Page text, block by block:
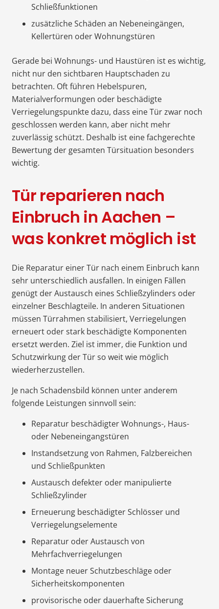
Schließfunktionen
zusätzliche Schäden an Nebeneingängen,
Kellertüren oder Wohnungstüren
Gerade bei Wohnungs- und Haustüren ist es wichtig,
nicht nur den sichtbaren Hauptschaden zu
betrachten. Oft führen Hebelspuren,
Materialverformungen oder beschädigte
Verriegelungspunkte dazu, dass eine Tür zwar noch
geschlossen werden kann, aber nicht mehr
zuverlässig schützt. Deshalb ist eine fachgerechte
Bewertung der gesamten Türsituation besonders
wichtig.
Tür reparieren nach
Einbruch in Aachen –
was konkret möglich ist
Die Reparatur einer Tür nach einem Einbruch kann
sehr unterschiedlich ausfallen. In einigen Fällen
genügt der Austausch eines Schließzylinders oder
einzelner Beschlagteile. In anderen Situationen
müssen Türrahmen stabilisiert, Verriegelungen
erneuert oder stark beschädigte Komponenten
ersetzt werden. Ziel ist immer, die Funktion und
Schutzwirkung der Tür so weit wie möglich
wiederherzustellen.
Je nach Schadensbild können unter anderem
folgende Leistungen sinnvoll sein:
Reparatur beschädigter Wohnungs-, Haus-
oder Nebeneingangstüren
Instandsetzung von Rahmen, Falzbereichen
und Schließpunkten
Austausch defekter oder manipulierte
Schließzylinder
Erneuerung beschädigter Schlösser und
Verriegelungselemente
Reparatur oder Austausch von
Mehrfachverriegelungen
Montage neuer Schutzbeschläge oder
Sicherheitskomponenten
provisorische oder dauerhafte Sicherung